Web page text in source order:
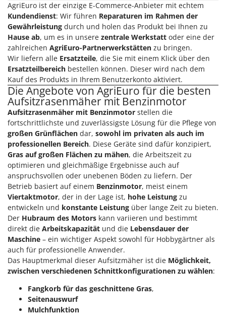
AgriEuro ist der einzige E-Commerce-Anbieter mit echtem
Kundendienst: Wir führen Reparaturen im Rahmen der
Gewährleistung durch und holen das Produkt bei Ihnen zu
Hause ab, um es in unsere zentrale Werkstatt oder eine der
zahlreichen AgriEuro-Partnerwerkstätten zu bringen.
Wir liefern alle Ersatzteile, die Sie mit einem Klick über den
Ersatzteilbereich bestellen können. Dieser wird nach dem
Kauf des Produkts in Ihrem Benutzerkonto aktiviert.
Die Angebote von AgriEuro für die besten
Aufsitzrasenmäher mit Benzinmotor
Aufsitzrasenmäher mit Benzinmotor stellen die
fortschrittlichste und zuverlässigste Lösung für die Pflege von
großen Grünflächen dar, sowohl im privaten als auch im
professionellen Bereich. Diese Geräte sind dafür konzipiert,
Gras auf großen Flächen zu mähen, die Arbeitszeit zu
optimieren und gleichmäßige Ergebnisse auch auf
anspruchsvollen oder unebenen Böden zu liefern. Der
Betrieb basiert auf einem Benzinmotor, meist einem
Viertaktmotor, der in der Lage ist, hohe Leistung zu
entwickeln und konstante Leistung über lange Zeit zu bieten.
Der Hubraum des Motors kann variieren und bestimmt
direkt die Arbeitskapazität und die Lebensdauer der
Maschine – ein wichtiger Aspekt sowohl für Hobbygärtner als
auch für professionelle Anwender.
Das Hauptmerkmal dieser Aufsitzmäher ist die Möglichkeit,
zwischen verschiedenen Schnittkonfigurationen zu wählen:
Fangkorb für das geschnittene Gras,
Seitenauswurf
Mulchfunktion